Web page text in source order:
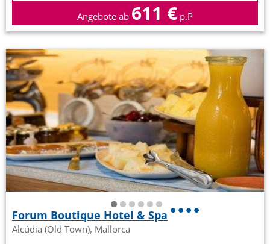
Angebote ab 611 € p.P
Forum Boutique Hotel & Spa
Alcúdia (Old Town), Mallorca